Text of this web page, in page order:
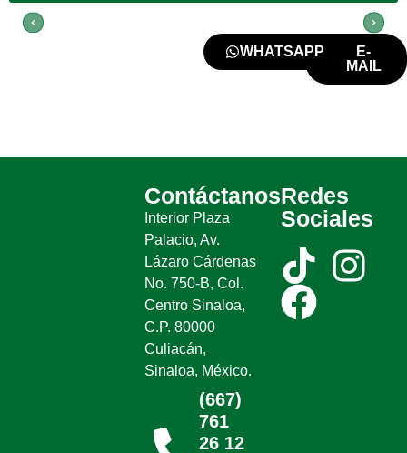
E-
MAIL
WHATSAPP
Contáctanos
Interior Plaza
Palacio, Av.
Lázaro Cárdenas
No. 750-B, Col.
Centro Sinaloa,
C.P. 80000
Culiacán,
Sinaloa, México.
(667)
761
26 12
Redes
Sociales